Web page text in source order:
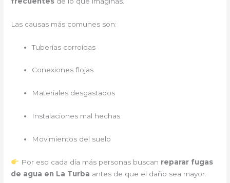
Las causas más comunes son:
Tuberías corroídas
Conexiones flojas
Materiales desgastados
Instalaciones mal hechas
Movimientos del suelo
Por eso cada día más personas buscan reparar fugas
de agua en La Turba antes de que el daño sea mayor.